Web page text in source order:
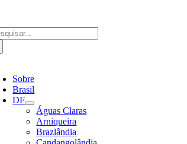
o
conteúdo
Sobre
Brasil
DF
Águas Claras
Arniqueira
Brazlândia